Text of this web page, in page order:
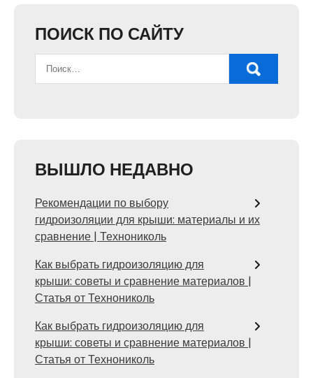
ПОИСК ПО САЙТУ
ВЫШЛО НЕДАВНО
Рекомендации по выбору
гидроизоляции для крыши: материалы и их
сравнение | Технониколь
Как выбрать гидроизоляцию для
крыши: советы и сравнение материалов |
Статья от Технониколь
Как выбрать гидроизоляцию для
крыши: советы и сравнение материалов |
Статья от Технониколь